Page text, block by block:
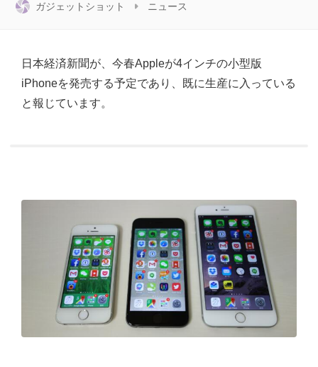
ガジェットショット ニュース
日本経済新聞が、今春Appleが4インチの小型版
iPhoneを発売する予定であり、既に生産に入っている
と報じています。